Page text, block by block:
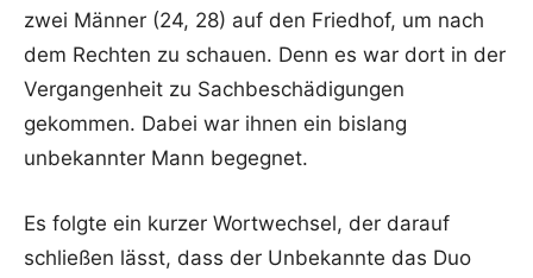
zwei Männer (24, 28) auf den Friedhof, um nach
dem Rechten zu schauen. Denn es war dort in der
Vergangenheit zu Sachbeschädigungen
gekommen. Dabei war ihnen ein bislang
unbekannter Mann begegnet.
Es folgte ein kurzer Wortwechsel, der darauf
schließen lässt, dass der Unbekannte das Duo